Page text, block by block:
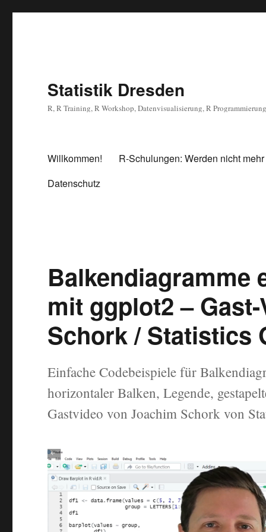
Statistik Dresden
R, R Training, R Workshop, Datenvisualisierung, R Programmierung
Willkommen! R-Schulungen: Werden nicht
Datenschutz
Balkendiagramme
mit ggplot2 –
Schork / Statistics
Einfache Codebeispiele für
horizontaler Balken, Legende,
Gastvideo von Joachim Schork von